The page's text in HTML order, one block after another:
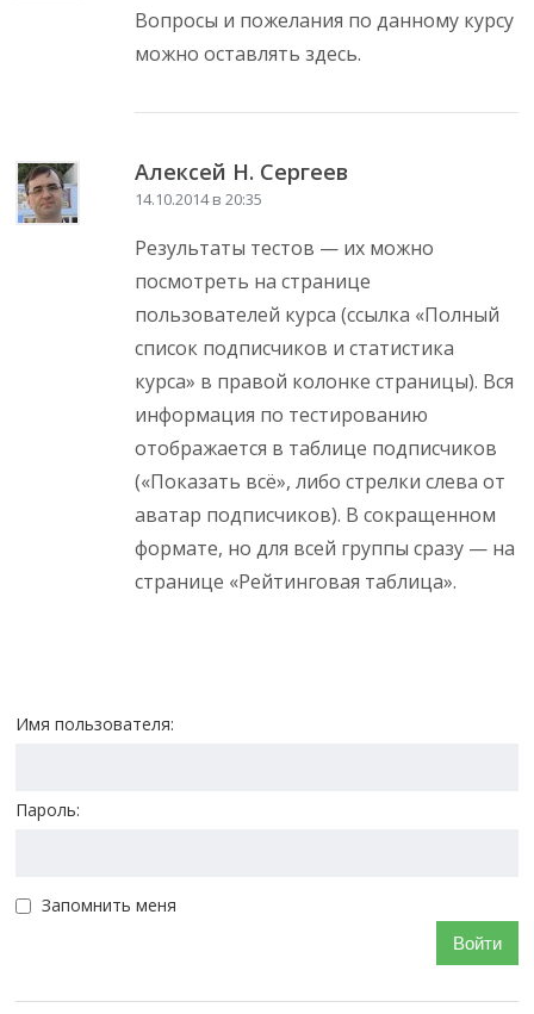
Вопросы и пожелания по данному курсу
можно оставлять здесь.
Алексей Н. Сергеев
14.10.2014 в 20:35
Результаты тестов — их можно
посмотреть на странице
пользователей курса (ссылка «Полный
список подписчиков и статистика
курса» в правой колонке страницы). Вся
информация по тестированию
отображается в таблице подписчиков
(«Показать всё», либо стрелки слева от
аватар подписчиков). В сокращенном
формате, но для всей группы сразу — на
странице «Рейтинговая таблица».
Имя пользователя:
Пароль:
Запомнить меня
Войти